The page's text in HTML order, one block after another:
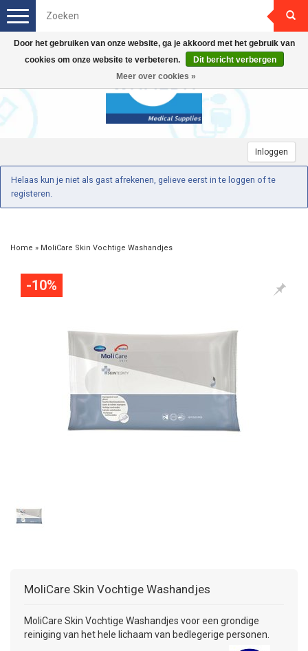
Inloggen
Toggle
Helaas kun je niet als gast afrekenen, gelieve eerst in te loggen of te
registeren.
Home » MoliCare Skin Vochtige Washandjes
-10%
MoliCare Skin Vochtige Washandjes
MoliCare Skin Vochtige Washandjes voor een grondige
reiniging van het hele lichaam van bedlegerige personen.
Door het gebruiken van onze website, ga je akkoord met het gebruik van
cookies om onze website te verbeteren.
Dit bericht verbergen
Meer over cookies »